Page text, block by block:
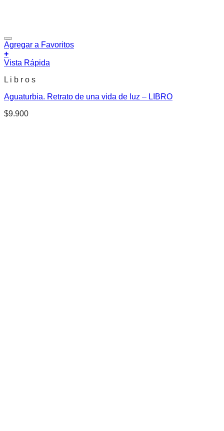
Agregar a Favoritos
+
Vista Rápida
L i b r o s
Aguaturbia. Retrato de una vida de luz – LIBRO
$9.900